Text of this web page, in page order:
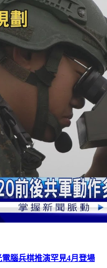
腦兵棋推演罕見4月登場